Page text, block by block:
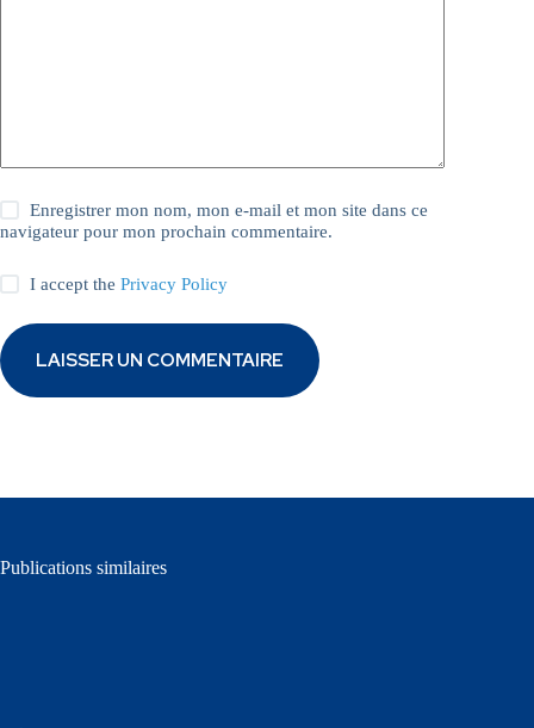
Enregistrer mon nom, mon e-mail et mon site dans ce
navigateur pour mon prochain commentaire.
I accept thePrivacy Policy
LAISSER UN COMMENTAIRE
Publications similaires